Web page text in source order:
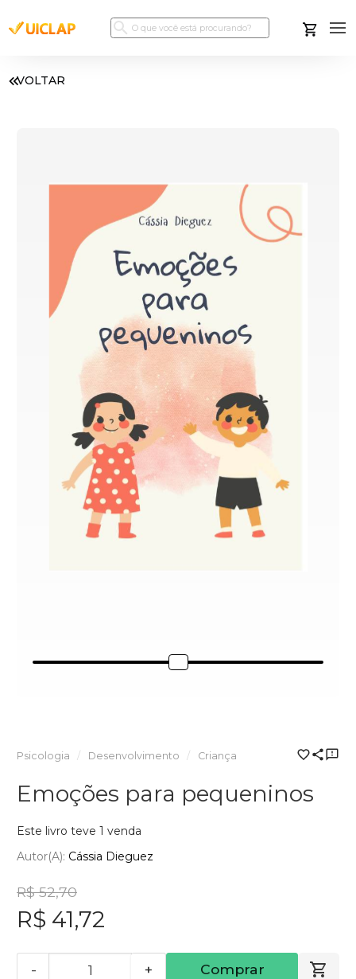
VOLTAR
Psicologia Desenvolvimento Criança
Emoções para pequeninos
Este livro teve 1 venda
Autor(a): Cássia Dieguez
R$ 52,70
R$ 41,72
- + Comprar